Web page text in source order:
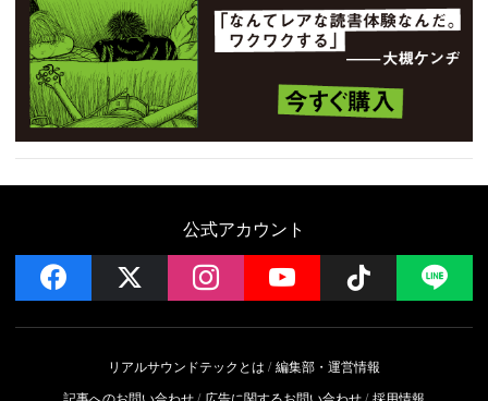
公式アカウント
facebook instagramYouTube Follow
リアルサウンドテックとは
編集部・運営情報
記事へのお問い合わせ
広告に関するお問い合わせ 採用情報